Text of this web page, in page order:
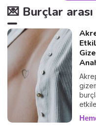
💌 Burçlar